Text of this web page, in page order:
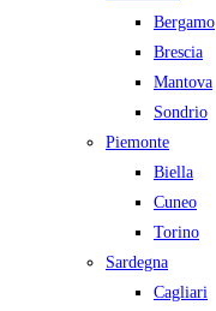
Bergamo
Brescia
Mantova
Sondrio
Piemonte
Biella
Cuneo
Torino
Sardegna
Cagliari